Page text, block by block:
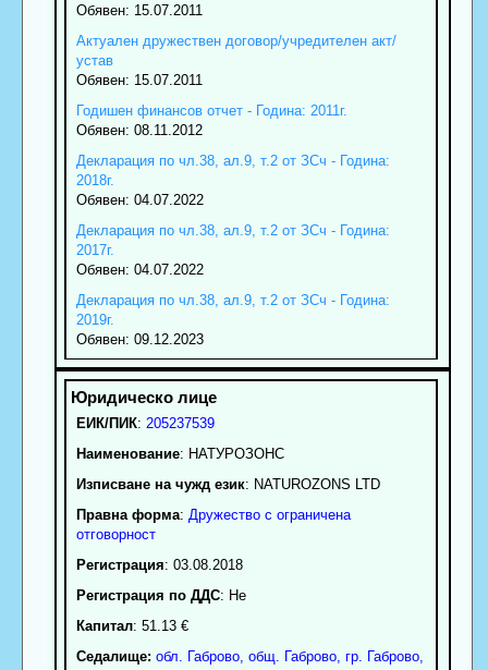
Обявен: 15.07.2011
Актуален дружествен договор/учредителен акт/
устав
Обявен: 15.07.2011
Годишен финансов отчет - Година: 2011г.
Обявен: 08.11.2012
Декларация по чл.38, ал.9, т.2 от ЗСч - Година:
2018г.
Обявен: 04.07.2022
Декларация по чл.38, ал.9, т.2 от ЗСч - Година:
2017г.
Обявен: 04.07.2022
Декларация по чл.38, ал.9, т.2 от ЗСч - Година:
2019г.
Обявен: 09.12.2023
ЕИК/ПИК: 205237539
Наименование: НАТУРОЗОНС
Изписване на чужд език: NATUROZONS LTD
Правна форма: Дружество с ограничена
отговорност
Регистрация: 03.08.2018
Регистрация по ДДС: Нe
Капитал: 51.13 €
Седалище: обл. Габрово, общ. Габрово, гр. Габрово,